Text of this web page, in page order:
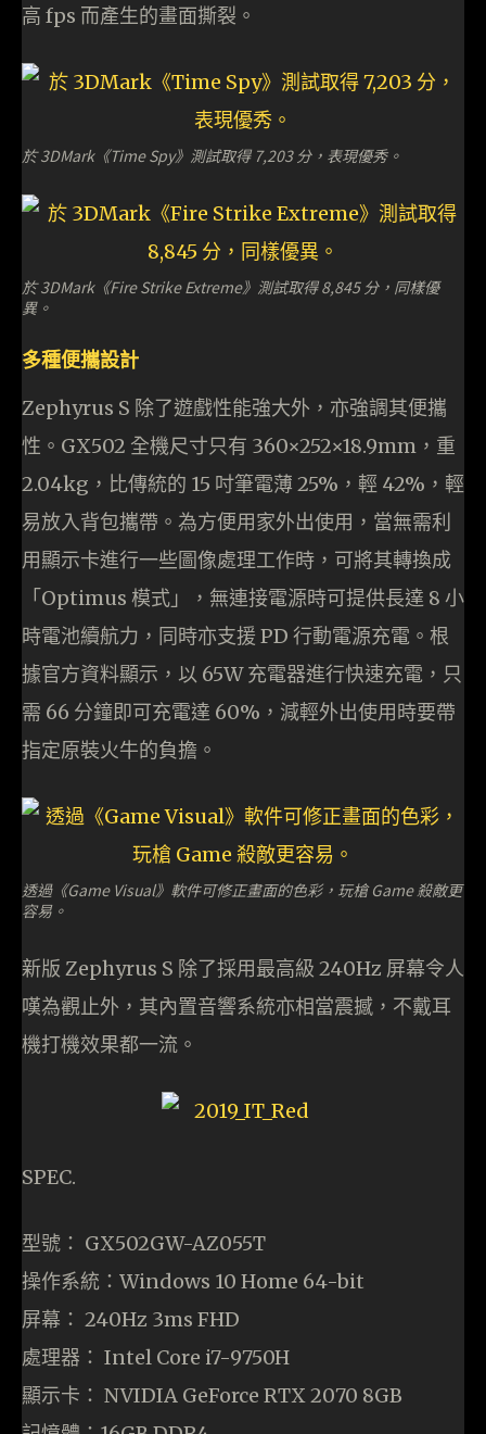
高 fps 而產生的畫面撕裂。
於 3DMark《Time Spy》測試取得 7,203 分，表現優秀。
於 3DMark《Fire Strike Extreme》測試取得 8,845 分，同樣優
異。
多種便攜設計
Zephyrus S 除了遊戲性能強大外，亦強調其便攜
性。GX502 全機尺寸只有 360×252×18.9mm，重
2.04kg，比傳統的 15 吋筆電薄 25%，輕 42%，輕
易放入背包攜帶。為方便用家外出使用，當無需利
用顯示卡進行一些圖像處理工作時，可將其轉換成
「Optimus 模式」，無連接電源時可提供長達 8 小
時電池續航力，同時亦支援 PD 行動電源充電。根
據官方資料顯示，以 65W 充電器進行快速充電，只
需 66 分鐘即可充電達 60%，減輕外出使用時要帶
指定原裝火牛的負擔。
透過《Game Visual》軟件可修正畫面的色彩，玩槍 Game 殺敵更
容易。
新版 Zephyrus S 除了採用最高級 240Hz 屏幕令人
嘆為觀止外，其內置音響系統亦相當震撼，不戴耳
機打機效果都一流。
SPEC.
型號： GX502GW-AZ055T
操作系統：Windows 10 Home 64-bit
屏幕： 240Hz 3ms FHD
處理器： Intel Core i7-9750H
顯示卡： NVIDIA GeForce RTX 2070 8GB